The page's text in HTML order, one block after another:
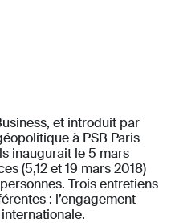
et introduit par
à PSB Paris
inaugurait le 5 mars
(5,12 et 19 mars 2018)
Trois entretiens
: l’engagement